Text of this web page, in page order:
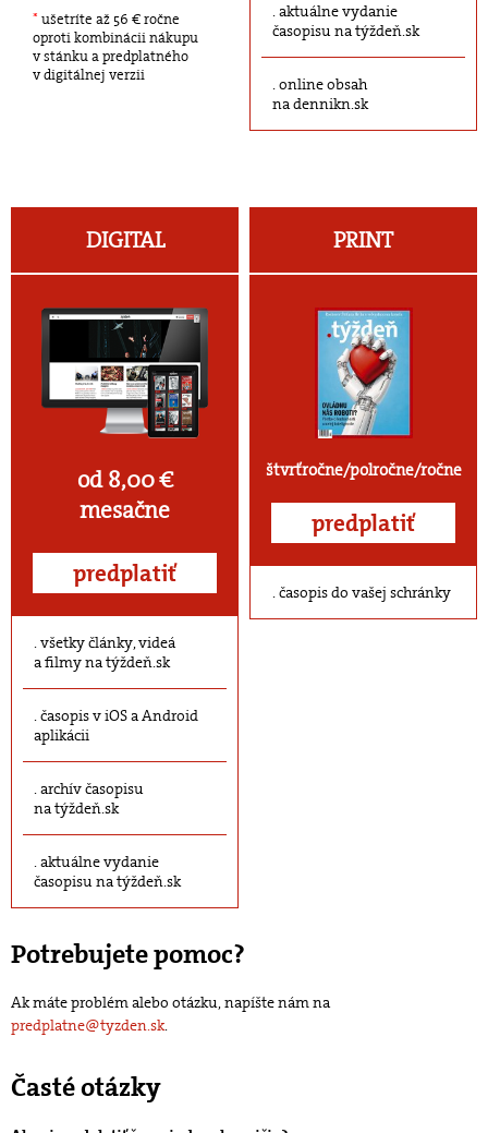
* ušetríte až 56 € ročne
oproti kombinácii nákupu
v stánku a predplatného
v digitálnej verzii
aktuálne vydanie
časopisu na týždeň.sk
online obsah
na dennikn.sk
DIGITAL
od 8,00 €
mesačne
predplatiť
všetky články, videá
a filmy na týždeň.sk
časopis v iOS a Android
aplikácii
archív časopisu
na týždeň.sk
aktuálne vydanie
časopisu na týždeň.sk
PRINT
štvrťročne/polročne/ročne
predplatiť
časopis do vašej schránky
Potrebujete pomoc?
Ak máte problém alebo otázku, napíšte nám na
predplatne@tyzden.sk.
Časté otázky